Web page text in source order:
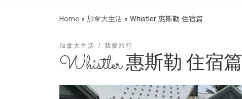
Home » 加拿大生活 » Whistler 惠斯勒 住宿篇
加拿大生活 我愛旅行
Whistler 惠斯勒 住宿篇